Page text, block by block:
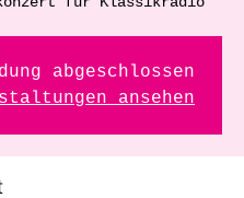
abgeschlossen
ansehen